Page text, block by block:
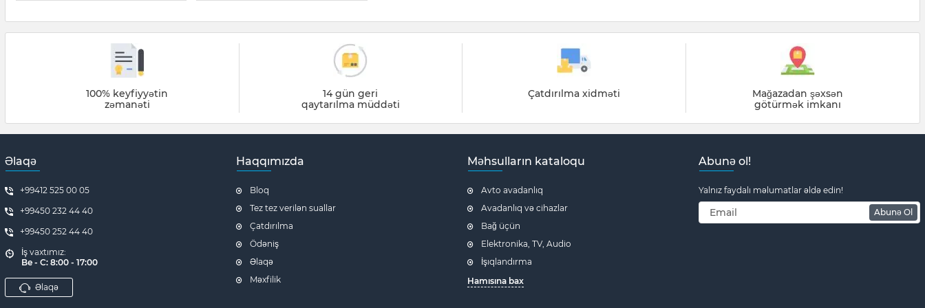
100% keyfiyyətin
zəmanəti
14 gün geri
qaytarılma müddəti
Çatdırılma xidməti
Mağazadan şəxsən
götürmək imkanı
Əlaqə
+99412 525 00 05
+99450 232 44 40
+99450 252 44 40
İş vaxtımız:
Be - C: 8:00 - 17:00
Əlaqə
Haqqımızda
Bloq
Tez tez verilən suallar
Çatdırılma
Ödəniş
Əlaqə
Məxfilik
Məhsulların kataloqu
Avto avadanlıq
Avadanlıq və cihazlar
Bağ üçün
Elektronika, TV, Audio
İşıqlandırma
Hamısına bax
Abunə ol!
Yalnız faydalı məlumatlar əldə edin!
Abunə Ol